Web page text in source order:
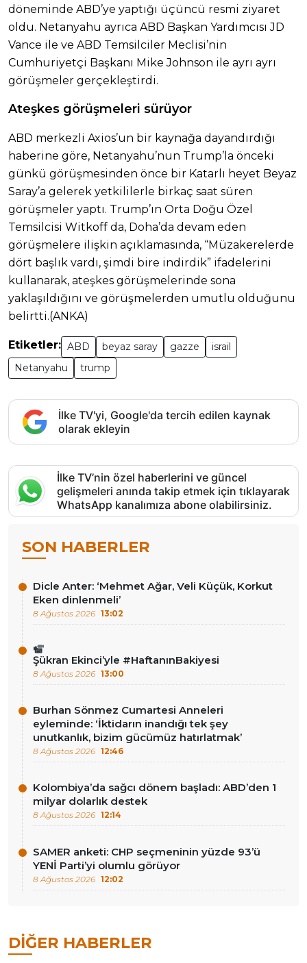
döneminde ABD’ye yaptığı üçüncü resmi ziyaret
oldu. Netanyahu ayrıca ABD Başkan Yardımcısı JD
Vance ile ve ABD Temsilciler Meclisi’nin
Cumhuriyetçi Başkanı Mike Johnson ile ayrı ayrı
görüşmeler gerçekleştirdi.
Ateşkes görüşmeleri sürüyor
ABD merkezli Axios’un bir kaynağa dayandırdığı
haberine göre, Netanyahu’nun Trump’la önceki
günkü görüşmesinden önce bir Katarlı heyet Beyaz
Saray’a gelerek yetkililerle birkaç saat süren
görüşmeler yaptı. Trump’ın Orta Doğu Özel
Temsilcisi Witkoff da, Doha’da devam eden
görüşmelere ilişkin açıklamasında, “Müzakerelerde
dört başlık vardı, şimdi bire indirdik” ifadelerini
kullanarak, ateşkes görüşmelerinde sona
yaklaşıldığını ve görüşmelerden umutlu olduğunu
belirtti.(ANKA)
Etiketler: ABD beyaz saray gazze
israil
Netanyahu
trump
İlke TV'yi, Google'da tercih edilen kaynak
olarak ekleyin
İlke TV’nin özel haberlerini ve güncel
gelişmeleri anında takip etmek için tıklayarak
WhatsApp kanalımıza abone olabilirsiniz.
SON HABERLER
Dicle Anter: ‘Mehmet Ağar, Veli Küçük, Korkut
Eken dinlenmeli’
8 Ağustos 2026 13:02
Şükran Ekinci’yle #HaftanınBakiyesi
8 Ağustos 2026 13:00
Burhan Sönmez Cumartesi Anneleri
eyleminde: ‘İktidarın inandığı tek şey
unutkanlık, bizim gücümüz hatırlatmak’
8 Ağustos 2026 12:46
Kolombiya’da sağcı dönem başladı: ABD’den 1
milyar dolarlık destek
8 Ağustos 2026 12:14
SAMER anketi: CHP seçmeninin yüzde 93’ü
YENİ Parti’yi olumlu görüyor
8 Ağustos 2026 12:02
DIĞER HABERLER